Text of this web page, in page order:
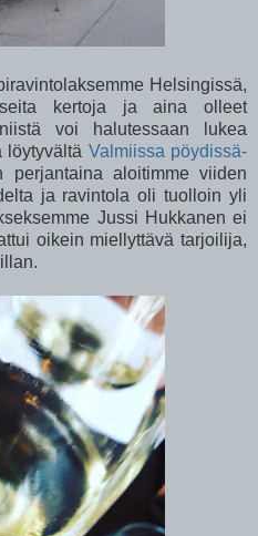
Helsingissä,
kertoja ja aina olleet
voi halutessaan lukea
löytyvältä Valmiissa pöydissä-
perjantaina aloitimme viiden
ja ravintola oli tuolloin yli
Jussi Hukkanen ei
oikein miellyttävä tarjoilija,